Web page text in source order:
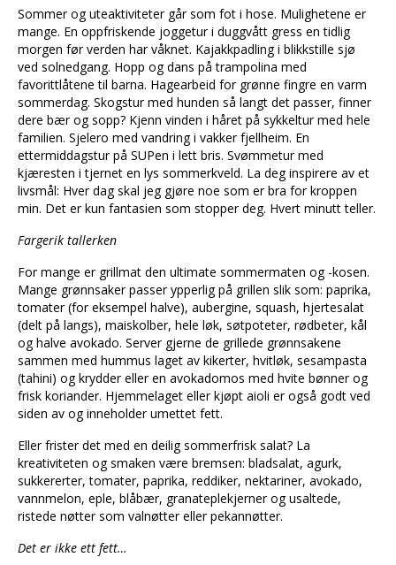
Sommer og uteaktiviteter går som fot i hose. Mulighetene er
mange. En oppfriskende joggetur i duggvått gress en tidlig
morgen før verden har våknet. Kajakkpadling i blikkstille sjø
ved solnedgang. Hopp og dans på trampolina med
favorittlåtene til barna. Hagearbeid for grønne fingre en varm
sommerdag. Skogstur med hunden så langt det passer, finner
dere bær og sopp? Kjenn vinden i håret på sykkeltur med hele
familien. Sjelero med vandring i vakker fjellheim. En
ettermiddagstur på SUPen i lett bris. Svømmetur med
kjæresten i tjernet en lys sommerkveld. La deg inspirere av et
livsmål: Hver dag skal jeg gjøre noe som er bra for kroppen
min. Det er kun fantasien som stopper deg. Hvert minutt teller.
Fargerik tallerken
For mange er grillmat den ultimate sommermaten og -kosen.
Mange grønnsaker passer ypperlig på grillen slik som: paprika,
tomater (for eksempel halve), aubergine, squash, hjertesalat
(delt på langs), maiskolber, hele løk, søtpoteter, rødbeter, kål
og halve avokado. Server gjerne de grillede grønnsakene
sammen med hummus laget av kikerter, hvitløk, sesampasta
(tahini) og krydder eller en avokadomos med hvite bønner og
frisk koriander. Hjemmelaget eller kjøpt aioli er også godt ved
siden av og inneholder umettet fett.
Eller frister det med en deilig sommerfrisk salat? La
kreativiteten og smaken være bremsen: bladsalat, agurk,
sukkererter, tomater, paprika, reddiker, nektariner, avokado,
vannmelon, eple, blåbær, granateplekjerner og usaltede,
ristede nøtter som valnøtter eller pekannøtter.
Det er ikke ett fett…